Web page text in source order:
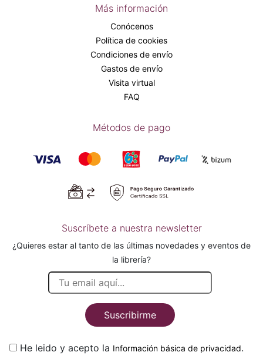
Más información
Conócenos
Política de cookies
Condiciones de envío
Gastos de envío
Visita virtual
FAQ
Métodos de pago
Suscríbete a nuestra newsletter
¿Quieres estar al tanto de las últimas novedades y eventos de
la librería?
Suscribirme
He leido y acepto la Información básica de privacidad.